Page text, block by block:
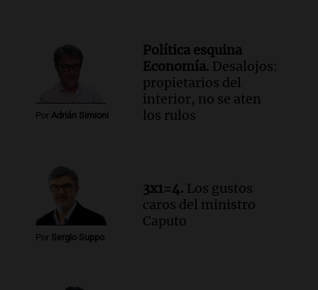
Estiman que la inflación nacional
de julio será menor al 2,9% registrado
en CABA
Una mañana para todos
Episodios
Una mañana para todos
Episodios
Audio.Chile planteó mejorar la
conectividad fronteriza, aérea y digital
con Jujuy
Por Adrián Simioni
Política esquina
Economía. Desalojos:
propietarios del
interior, no se aten
los rulos
Por Sergio Suppo
3x1=4. Los gustos
caros del ministro
Caputo